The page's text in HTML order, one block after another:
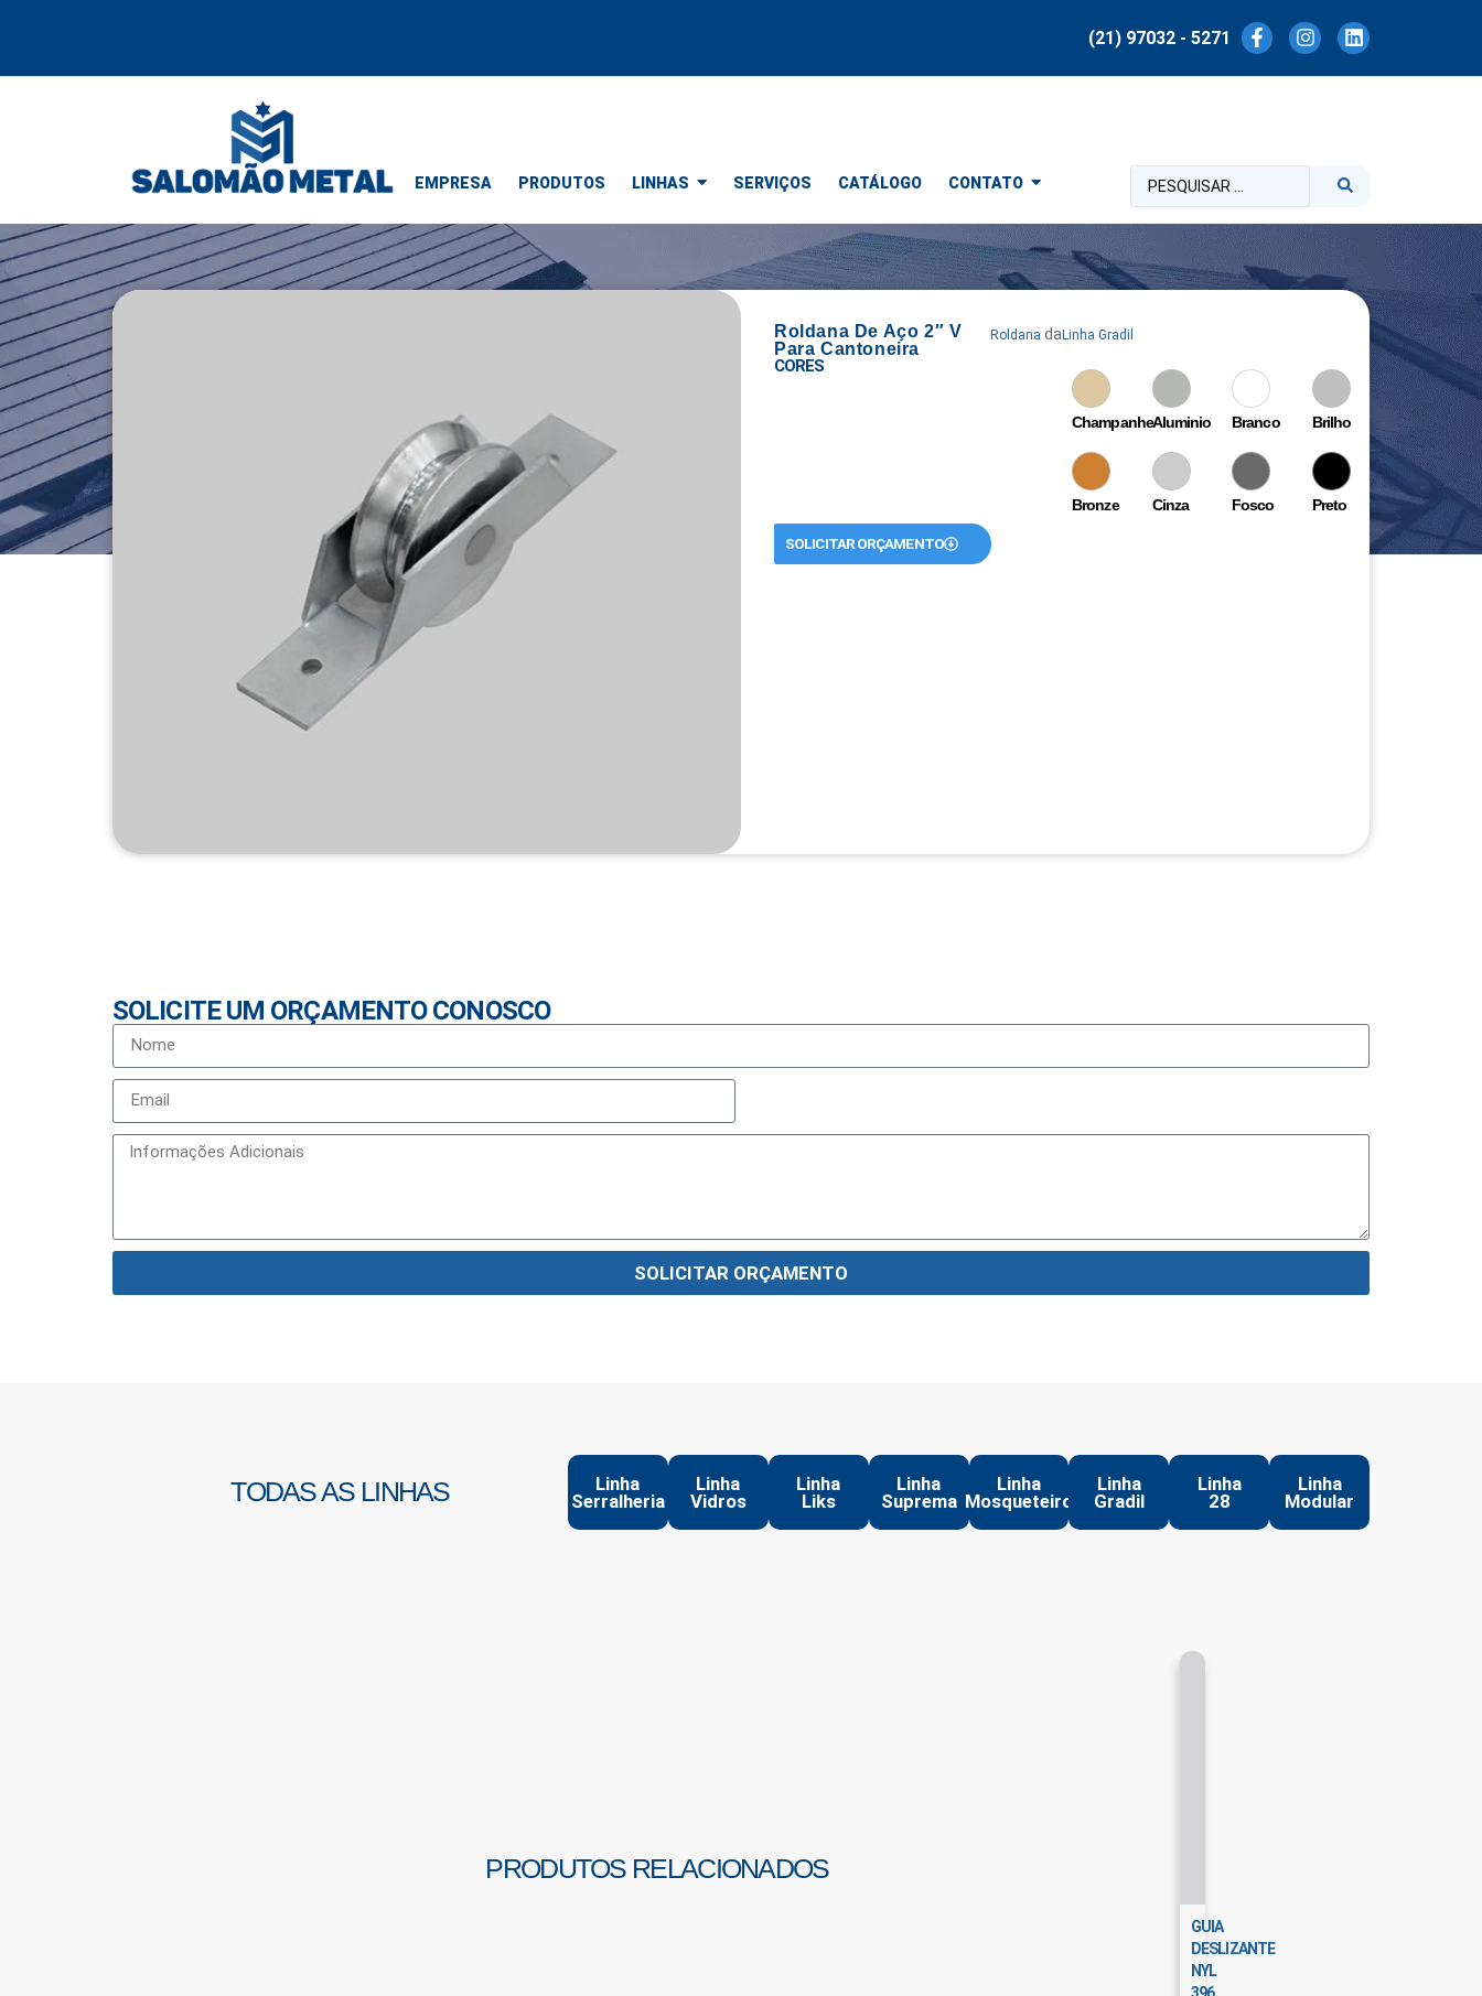
(21) 97032 - 5271
EMPRESA PRODUTOS LINHAS SERVIÇOS CATÁLOGO CONTATO
Roldana De Aço 2″ V
Para Cantoneira
Roldana daLinha Gradil
CORES
ChampanheAluminio Branco Brilho
Bronze Cinza Fosco Preto
SOLICITAR ORÇAMENTO
SOLICITE UM ORÇAMENTO CONOSCO
SOLICITAR ORÇAMENTO
TODAS AS LINHAS
Linha
Serralheria
Linha
Vidros
Linha
Liks
Linha
Suprema
Linha
Mosqueteiro
Linha
Gradil
Linha
28
Linha
Modular
PRODUTOS RELACIONADOS
GUIA
DESLIZANTE
NYL
396